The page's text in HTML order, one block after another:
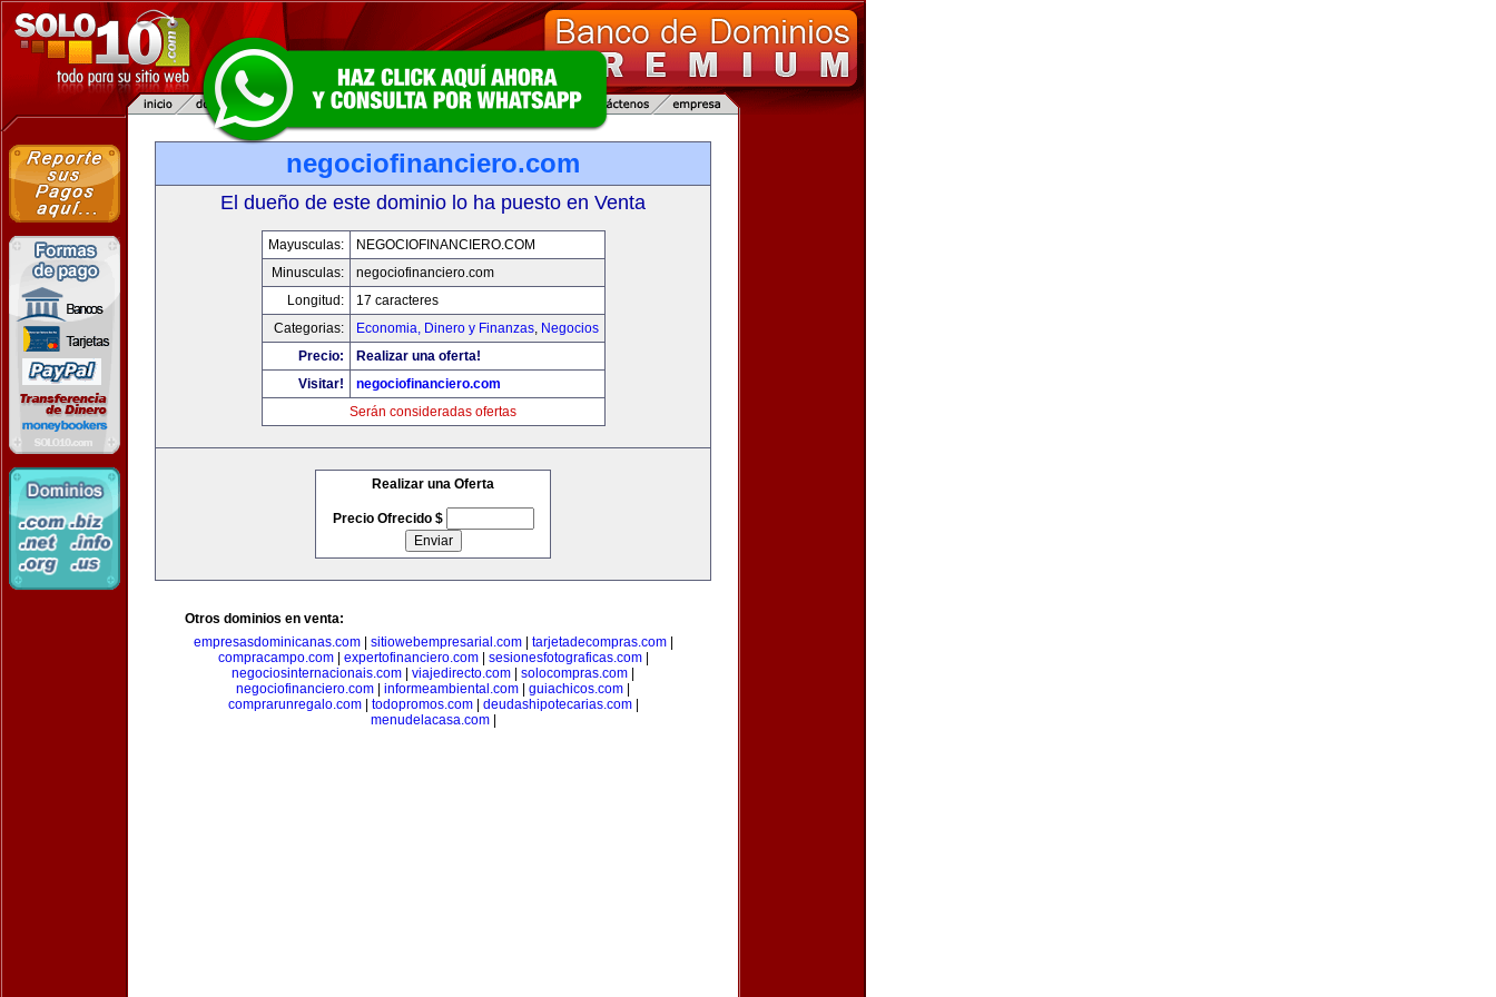
negociofinanciero.com
El dueño de este dominio lo ha puesto en Venta
Mayusculas:
NEGOCIOFINANCIERO.COM
Minusculas:
negociofinanciero.com
Longitud:
17 caracteres
Categorias:
Economia, Dinero y Finanzas, Negocios
Precio:
Realizar una oferta!
Visitar!
negociofinanciero.com
Serán consideradas ofertas
Realizar una Oferta
Precio Ofrecido $
Otros dominios en venta:
empresasdominicanas.com| sitiowebempresarial.com| tarjetadecompras.com|
compracampo.com| expertofinanciero.com| sesionesfotograficas.com|
negociosinternacionais.com
viajedirecto.com solocompras.com
negociofinanciero.com
informeambiental.com guiachicos.com
comprarunregalo.com| todopromos.com| deudashipotecarias.com|
menudelacasa.com|